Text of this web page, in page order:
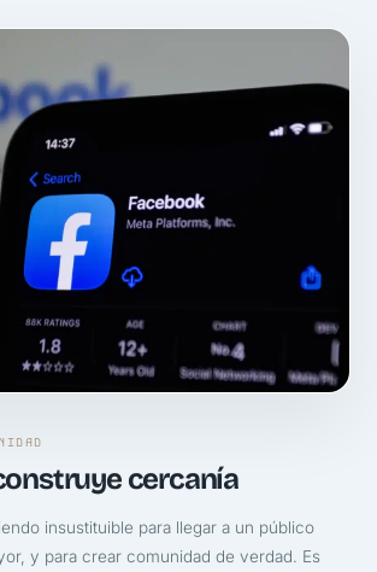
cercanía
insustituible para llegar a un público
y para crear comunidad de verdad. Es